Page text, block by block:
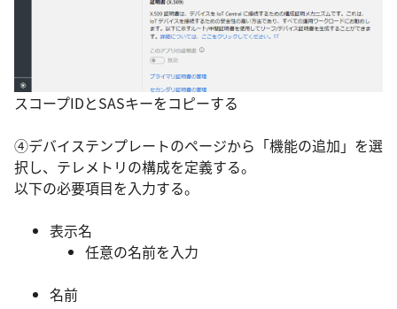
スコープIDとSASキーをコピーする
④デバイステンプレートのページから「機能の追加」を選
択し、テレメトリの構成を定義する。
以下の必要項目を入力する。
表示名
任意の名前を入力
名前